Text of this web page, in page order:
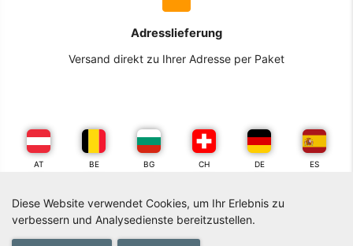
Diese Website verwendet Cookies, um Ihr Erlebnis zu
verbessern und Analysedienste bereitzustellen.
Adresslieferung
Versand direkt zu Ihrer Adresse per Paket
AT BE BG CH DE ES